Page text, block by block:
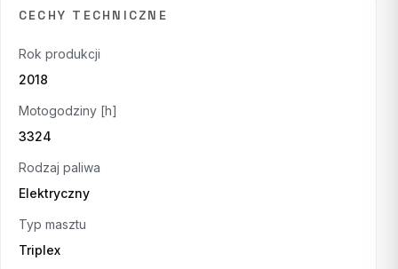
CECHY TECHNICZNE
Rok produkcji
2018
Motogodziny [h]
3324
Rodzaj paliwa
Elektryczny
Typ masztu
Triplex